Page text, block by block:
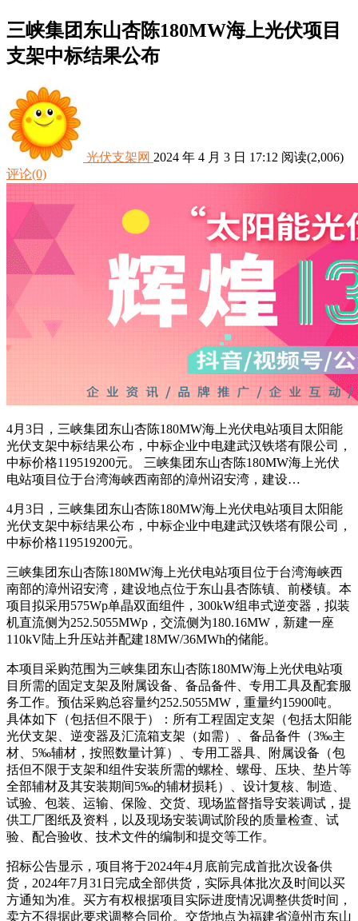
三峡集团东山杏陈180MW海上光伏项目
支架中标结果公布
光伏支架网 2024 年 4 月 3 日 17:12 阅读(2,006)
评论(0)
4月3日，三峡集团东山杏陈180MW海上光伏电站项目太阳能
光伏支架中标结果公布，中标企业中电建武汉铁塔有限公司，
中标价格119519200元。 三峡集团东山杏陈180MW海上光伏
电站项目位于台湾海峡西南部的漳州诏安湾，建设…
4月3日，三峡集团东山杏陈180MW海上光伏电站项目太阳能
光伏支架中标结果公布，中标企业中电建武汉铁塔有限公司，
中标价格119519200元。
三峡集团东山杏陈180MW海上光伏电站项目位于台湾海峡西
南部的漳州诏安湾，建设地点位于东山县杏陈镇、前楼镇。本
项目拟采用575Wp单晶双面组件，300kW组串式逆变器，拟装
机直流侧为252.5055MWp，交流侧为180.16MW，新建一座
110kV陆上升压站并配建18MW/36MWh的储能。
本项目采购范围为三峡集团东山杏陈180MW海上光伏电站项
目所需的固定支架及附属设备、备品备件、专用工具及配套服
务工作。预估采购总容量约252.5055MW，重量约15900吨。
具体如下（包括但不限于）：所有工程固定支架（包括太阳能
光伏支架、逆变器及汇流箱支架（如需）、备品备件（3‰主
材、5‰辅材，按照数量计算）、专用工器具、附属设备（包
括但不限于支架和组件安装所需的螺栓、螺母、压块、垫片等
全部辅材及其安装期间5‰的辅材损耗）、设计复核、制造、
试验、包装、运输、保险、交货、现场监督指导安装调试，提
供工厂图纸及资料，以及现场安装调试阶段的质量检查、试
验、配合验收、技术文件的编制和提交等工作。
招标公告显示，项目将于2024年4月底前完成首批次设备供
货，2024年7月31日完成全部供货，实际具体批次及时间以买
方通知为准。买方有权根据项目实际进度情况调整供货时间，
卖方不得据此要求调整合同价。交货地点为福建省漳州市东山